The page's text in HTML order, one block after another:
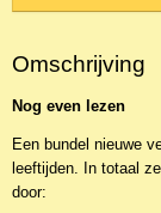
Omschrijving
Nog even lezen
Een bundel nieuwe
leeftijden. In totaal
door: